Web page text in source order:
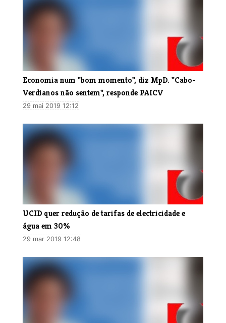
Economia num "bom momento", diz MpD. "Cabo-
Verdianos não sentem", responde PAICV
29 mai 2019 12:12
​UCID quer redução de tarifas de electricidade e
água em 30%
29 mar 2019 12:48